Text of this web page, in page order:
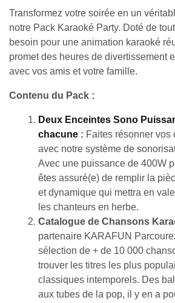
Transformez votre soirée en un
notre Pack Karaoké Party. Doté de
besoin pour une animation karaoké
promet des heures de divertissement
avec vos amis et votre famille.
Contenu du Pack :
Deux Enceintes Sono
chacune : Faites résonner vos
avec notre système de
Avec une puissance de 400W
êtes assuré(e) de remplir la
et dynamique qui mettra en
les chanteurs en herbe.
Catalogue de Chansons
partenaire KARAFUN
sélection de + de 10 000
trouver les titres les plus
classiques intemporels. Des
aux tubes de la pop, il y en a